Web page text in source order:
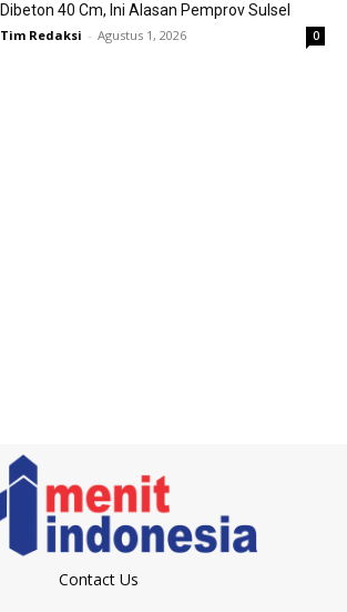
Dibeton 40 Cm, Ini Alasan Pemprov Sulsel
Tim Redaksi - Agustus 1, 2026 0
Contact Us